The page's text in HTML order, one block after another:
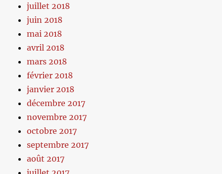
juillet 2018
juin 2018
mai 2018
avril 2018
mars 2018
février 2018
janvier 2018
décembre 2017
novembre 2017
octobre 2017
septembre 2017
août 2017